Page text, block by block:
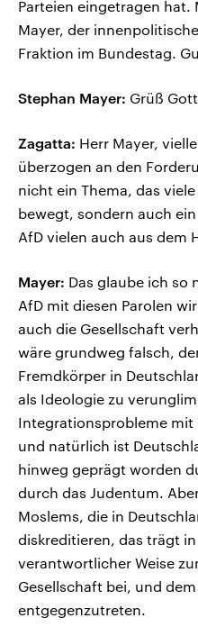
Parteien eingetragen
Mayer, der
Fraktion im Bundestag.
Stephan Mayer: Grüß
Zagatta: Herr Mayer,
überzogen an den
nicht ein Thema, das
bewegt, sondern auch
AfD vielen auch aus dem
Mayer: Das glaube ich so
AfD mit diesen Parolen
auch die Gesellschaft
wäre grundweg falsch,
Fremdkörper in
als Ideologie zu
Integrationsprobleme mit
und natürlich ist
hinweg geprägt worden
durch das Judentum.
Moslems, die in
diskreditieren, das trägt
verantwortlicher Weise
Gesellschaft bei, und
entgegenzutreten.